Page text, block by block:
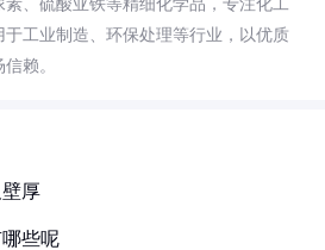
、硫酸亚铁等精细化学品，专注化工
工业制造、环保处理等行业，以优质
赖。
厚
些呢